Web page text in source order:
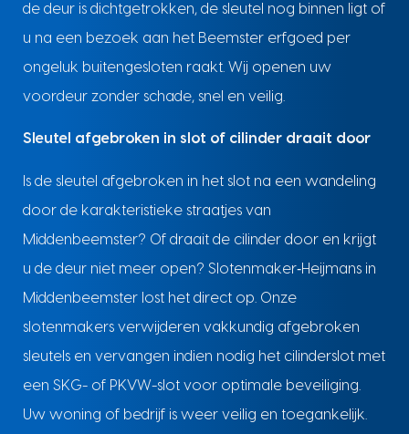
de deur is dichtgetrokken, de sleutel nog binnen ligt of
u na een bezoek aan het Beemster erfgoed per
ongeluk buitengesloten raakt. Wij openen uw
voordeur zonder schade, snel en veilig.
Sleutel afgebroken in slot of cilinder draait door
Is de sleutel afgebroken in het slot na een wandeling
door de karakteristieke straatjes van
Middenbeemster? Of draait de cilinder door en krijgt
u de deur niet meer open? Slotenmaker‑Heijmans in
Middenbeemster lost het direct op. Onze
slotenmakers verwijderen vakkundig afgebroken
sleutels en vervangen indien nodig het cilinderslot met
een SKG- of PKVW-slot voor optimale beveiliging.
Uw woning of bedrijf is weer veilig en toegankelijk.